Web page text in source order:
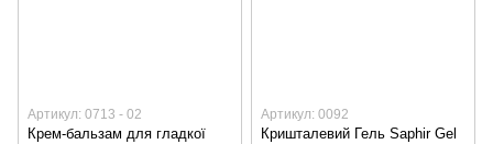
Артикул: 0713 - 02
Крем-бальзам для гладкої
Артикул: 0092
Кришталевий Гель Saphir Gel